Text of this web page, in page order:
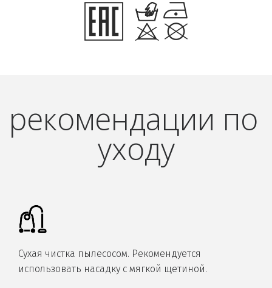
рекомендации по
уходу
Сухая чистка пылесосом. Рекомендуется
использовать насадку с мягкой щетиной.